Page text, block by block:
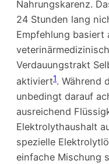
Nahrungskarenz.
24 Stunden lang
Empfehlung basiert
Verdauungstrakt
aktiviert1. Während
unbedingt darauf
ausreichend
Elektrolythaushalt
spezielle
einfache Mischung